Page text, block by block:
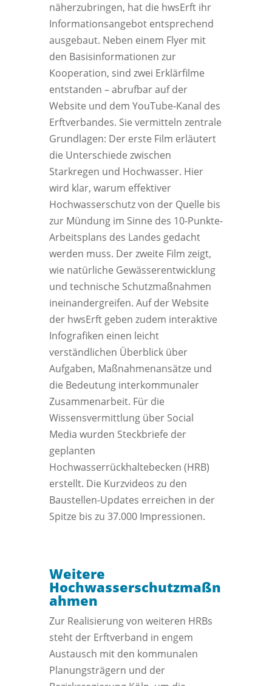
näherzubringen, hat die hwsErft ihr
Informationsangebot entsprechend
ausgebaut. Neben einem Flyer mit
den Basisinformationen zur
Kooperation, sind zwei Erklärfilme
entstanden – abrufbar auf der
Website und dem YouTube‑Kanal des
Erftverbandes. Sie vermitteln zentrale
Grundlagen: Der erste Film erläutert
die Unterschiede zwischen
Starkregen und Hochwasser. Hier
wird klar, warum effektiver
Hochwasserschutz von der Quelle bis
zur Mündung im Sinne des 10-Punkte-
Arbeitsplans des Landes gedacht
werden muss. Der zweite Film zeigt,
wie natürliche Gewässerentwicklung
und technische Schutzmaßnahmen
ineinandergreifen. Auf der Website
der hwsErft geben zudem interaktive
Infografiken einen leicht
verständlichen Überblick über
Aufgaben, Maßnahmenansätze und
die Bedeutung interkommunaler
Zusammenarbeit. Für die
Wissensvermittlung über Social
Media wurden Steckbriefe der
geplanten
Hochwasserrückhaltebecken (HRB)
erstellt. Die Kurzvideos zu den
Baustellen-Updates erreichen in der
Spitze bis zu 37.000 Impressionen.
Weitere
Hochwasserschutzmaßn
ahmen
Zur Realisierung von weiteren HRBs
steht der Erftverband in engem
Austausch mit den kommunalen
Planungsträgern und der